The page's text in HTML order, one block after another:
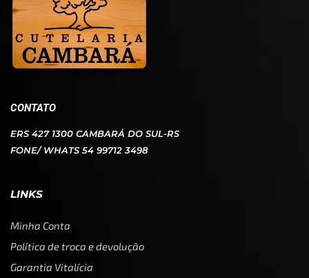
CONTATO
ERS 427 1300 CAMBARÁ DO SUL-RS
FONE/ WHATS 54 99712 3498
LINKS
Minha Conta
Política de troca e devolução
Garantia Vitalícia